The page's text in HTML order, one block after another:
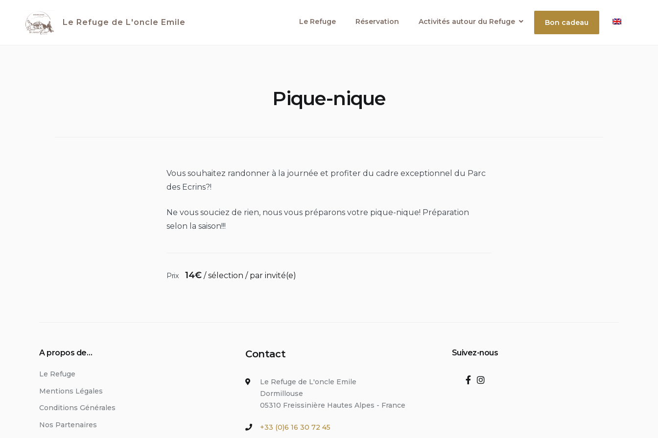
content
Le Refuge de L'oncle Emile Le Refuge Réservation Activités autour du Refuge Bon cadeau
Pique-nique
Vous souhaitez randonner à la journée et profiter du cadre exceptionnel du Parc
des Ecrins?!
Ne vous souciez de rien, nous vous préparons votre pique-nique! Préparation
selon la saison!!!
Prix 14€ / sélection / par invité(e)
A propos de…
Le Refuge
Mentions Légales
Conditions Générales
Nos Partenaires
Contact
Le Refuge de L'oncle Emile
Dormillouse
05310 Freissinière Hautes Alpes - France
+33 (0)6 16 30 72 45
Suivez-nous